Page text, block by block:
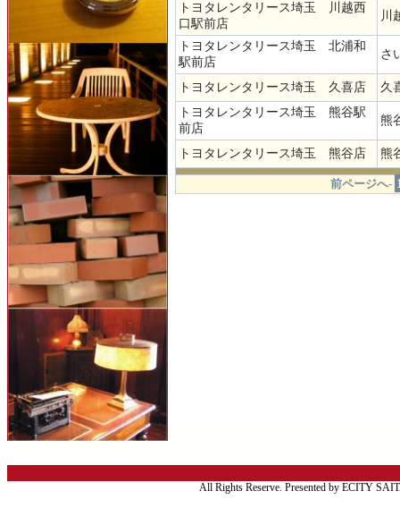
トヨタレンタリース埼玉 川越西
口駅前店
川
トヨタレンタリース埼玉 北浦和
駅前店
さ
トヨタレンタリース埼玉 久喜店
久
トヨタレンタリース埼玉 熊谷駅
前店
熊
トヨタレンタリース埼玉 熊谷店 熊
.
前ページへ-
All Rights Reserve. Presented by ECITY